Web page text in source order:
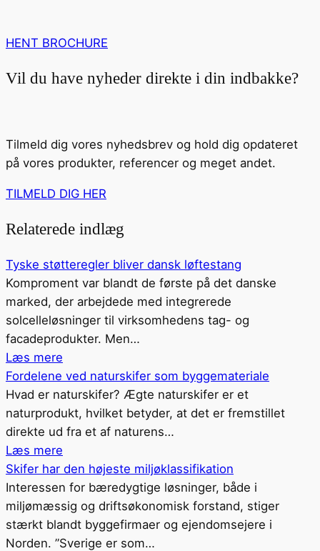
HENT BROCHURE
Vil du have nyheder direkte i din indbakke?
Tilmeld dig vores nyhedsbrev og hold dig opdateret
på vores produkter, referencer og meget andet.
TILMELD DIG HER
Relaterede indlæg
Tyske støtteregler bliver dansk løftestang
Komproment var blandt de første på det danske
marked, der arbejdede med integrerede
solcelleløsninger til virksomhedens tag- og
facadeprodukter. Men…
Læs mere
Fordelene ved naturskifer som byggemateriale
Hvad er naturskifer? Ægte naturskifer er et
naturprodukt, hvilket betyder, at det er fremstillet
direkte ud fra et af naturens…
Læs mere
Skifer har den højeste miljøklassifikation
Interessen for bæredygtige løsninger, både i
miljømæssig og driftsøkonomisk forstand, stiger
stærkt blandt byggefirmaer og ejendomsejere i
Norden. ”Sverige er som…